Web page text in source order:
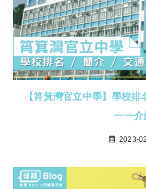
【筲箕灣官立中學】學校
一一介
2023-